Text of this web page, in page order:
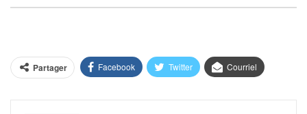
Partager Facebook Twitter Courriel